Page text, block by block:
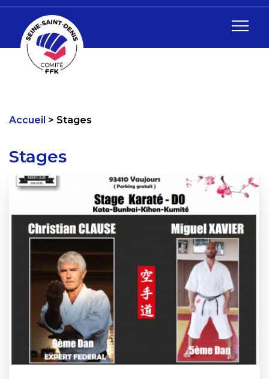
Accueil Stages
Stages